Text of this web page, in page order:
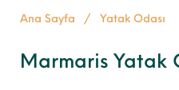
Ana Sayfa / Yatak Odası
Marmaris Yatak